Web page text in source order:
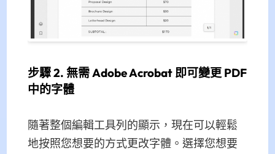
步驟 2. 無需 Adob​​e Acrobat 即可變更 PDF
中的字體
隨著整個編輯工具列的顯示，現在可以輕鬆
地按照您想要的方式更改字體。選擇您想要